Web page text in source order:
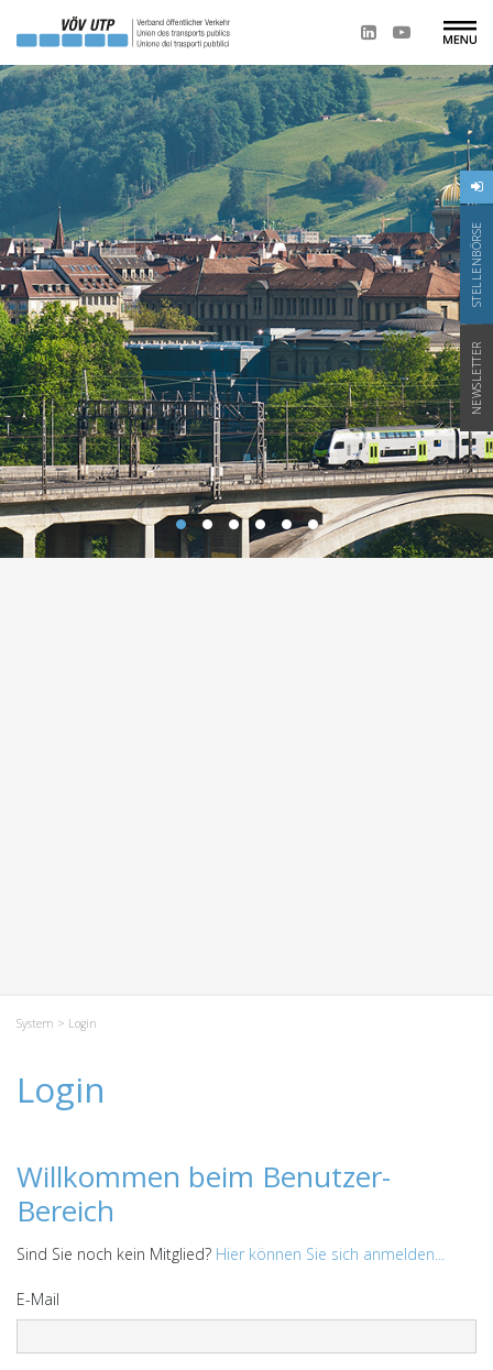
STELLENBÖRSE
NEWSLETTER
System > Login
Login
Willkommen beim Benutzer-
Bereich
Sind Sie noch kein Mitglied? Hier können Sie sich anmelden...
E-Mail